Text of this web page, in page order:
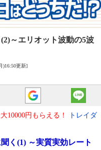
～エリオット波動の5波
)16:50更新]
10000円もらえる！
トレイダ
く(1) ～実質実効レート